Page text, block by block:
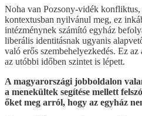
Noha van Pozsony-vidék
kontextusban nyilvánul meg, ez
intézménynek számító egyház
liberális identitásnak ugyanis
való erős szembehelyezkedés. Ez
az utóbbi időben szintet is lépett.
A magyarországi jobboldalon
a menekültek segítése mellett
őket meg arról, hogy az egyház